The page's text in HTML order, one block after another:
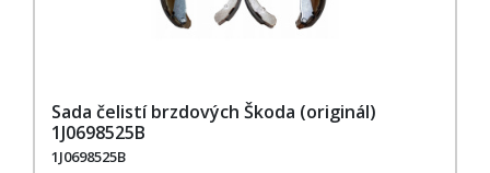
Sada čelistí brzdových Škoda (originál)
1J0698525B
1J0698525B